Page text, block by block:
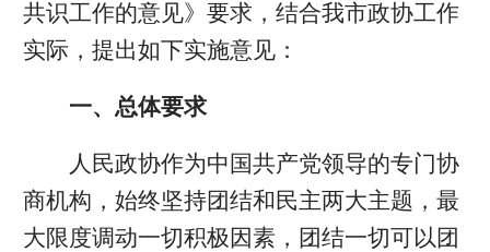
共识工作的意见》要求，结合我市政协工作
实际，提出如下实施意见：
一、总体要求
人民政协作为中国共产党领导的专门协
商机构，始终坚持团结和民主两大主题，最
大限度调动一切积极因素，团结一切可以团